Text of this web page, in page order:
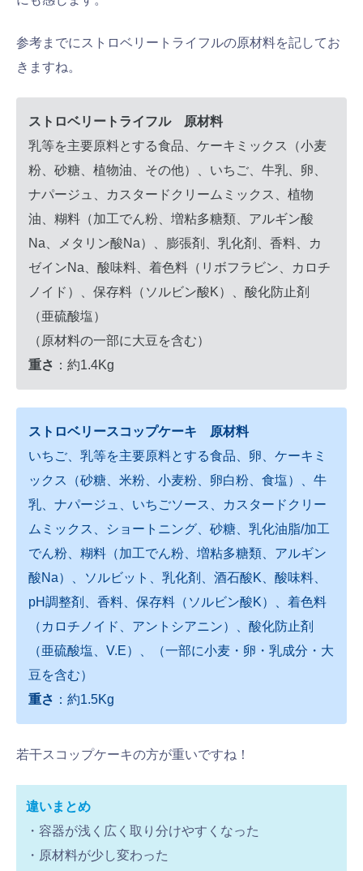
参考までにストロベリートライフルの原材料を記してお
きますね。
ストロベリートライフル 原材料
乳等を主要原料とする食品、ケーキミックス（小麦
粉、砂糖、植物油、その他）、いちご、牛乳、卵、
ナパージュ、カスタードクリームミックス、植物
油、糊料（加工でん粉、増粘多糖類、アルギン酸
Na、メタリン酸Na）、膨張剤、乳化剤、香料、カ
ゼインNa、酸味料、着色料（リボフラビン、カロチ
ノイド）、保存料（ソルビン酸K）、酸化防止剤
（亜硫酸塩）
（原材料の一部に大豆を含む）
重さ ：約1.4Kg
ストロベリースコップケーキ 原材料
いちご、乳等を主要原料とする食品、卵、ケーキミ
ックス（砂糖、米粉、小麦粉、卵白粉、食塩）、牛
乳、ナパージュ、いちごソース、カスタードクリー
ムミックス、ショートニング、砂糖、乳化油脂/加工
でん粉、糊料（加工でん粉、増粘多糖類、アルギン
酸Na）、ソルビット、乳化剤、酒石酸K、酸味料、
pH調整剤、香料、保存料（ソルビン酸K）、着色料
（カロチノイド、アントシアニン）、酸化防止剤
（亜硫酸塩、V.E）、（一部に小麦・卵・乳成分・大
豆を含む）
重さ ：約1.5Kg
若干スコップケーキの方が重いですね！
違いまとめ
・容器が浅く広く取り分けやすくなった
・原材料が少し変わった